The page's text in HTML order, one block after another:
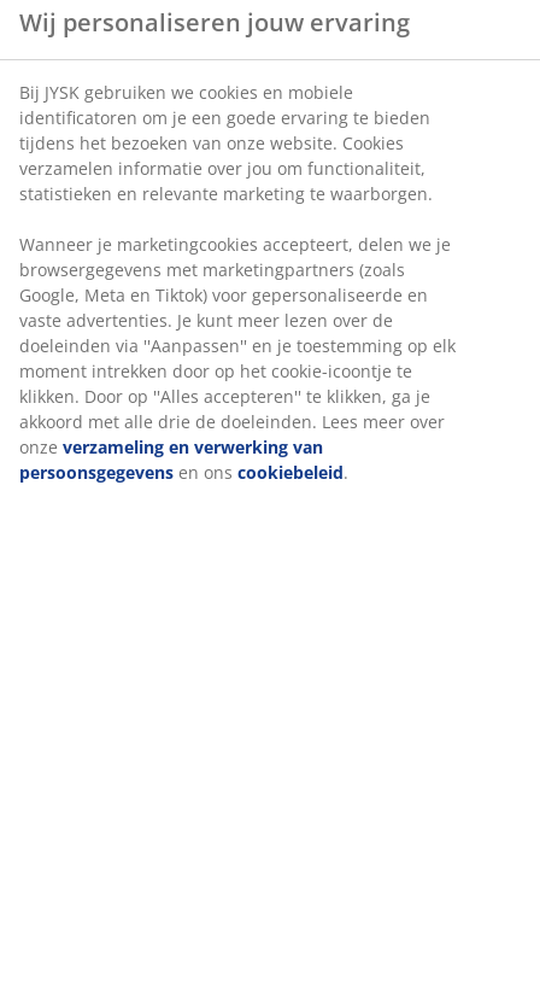
Voorkom dat insecten je huis binnenkomen met dit
horgaas voor ramen. Eenvoudige installatie en gebruik.
Hoogte en breedte kunnen worden aangepast. B130 x
H150 cm
Artikelnummer: 5235301
Montage-instructies
Specificaties
Beoordelingen
(36)
Wij personaliseren jouw ervaring
Bij JYSK gebruiken we cookies en mobiele
identificatoren om je een goede ervaring te bieden
tijdens het bezoeken van onze website. Cookies
verzamelen informatie over jou om functionaliteit,
statistieken en relevante marketing te waarborgen.
Wanneer je marketingcookies accepteert, delen we je
browsergegevens met marketingpartners (zoals
Google, Meta en Tiktok) voor gepersonaliseerde en
vaste advertenties. Je kunt meer lezen over de
doeleinden via ''Aanpassen'' en je toestemming op elk
moment intrekken door op het cookie-icoontje te
klikken. Door op ''Alles accepteren'' te klikken, ga je
akkoord met alle drie de doeleinden. Lees meer over
onze verzameling en verwerking van
persoonsgegevens en ons cookiebeleid.